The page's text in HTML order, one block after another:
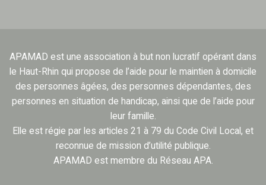
APAMAD est une association à but non lucratif opérant dans
le Haut-Rhin qui propose de l’aide pour le maintien à domicile
des personnes âgées, des personnes dépendantes, des
personnes en situation de handicap, ainsi que de l’aide pour
leur famille.
Elle est régie par les articles 21 à 79 du Code Civil Local, et
reconnue de mission d’utilité publique.
APAMAD est membre du Réseau APA.